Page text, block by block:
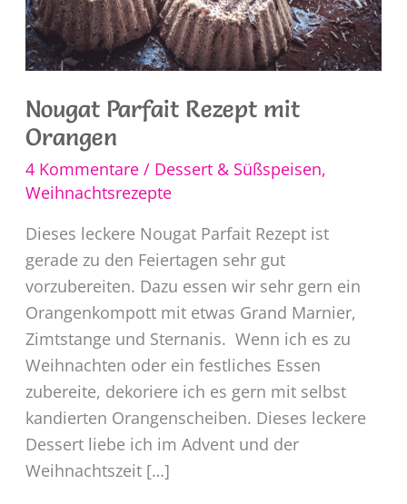
Nougat Parfait Rezept mit
Orangen
4 Kommentare / Dessert & Süßspeisen,
Weihnachtsrezepte
Dieses leckere Nougat Parfait Rezept ist
gerade zu den Feiertagen sehr gut
vorzubereiten. Dazu essen wir sehr gern ein
Orangenkompott mit etwas Grand Marnier,
Zimtstange und Sternanis. Wenn ich es zu
Weihnachten oder ein festliches Essen
zubereite, dekoriere ich es gern mit selbst
kandierten Orangenscheiben. Dieses leckere
Dessert liebe ich im Advent und der
Weihnachtszeit […]